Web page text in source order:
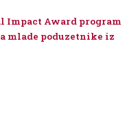
Impact Award program
mlade poduzetnike iz